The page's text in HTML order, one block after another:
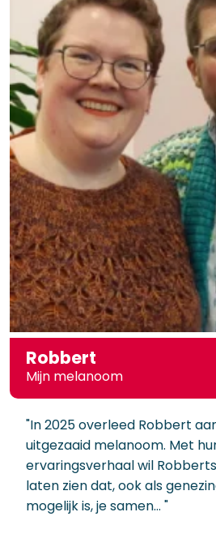
Robbert
Mijn melanoom
"In 2025 overleed Robbert
uitgezaaid melanoom. Met
ervaringsverhaal wil
laten zien dat, ook als
mogelijk is, je samen… "